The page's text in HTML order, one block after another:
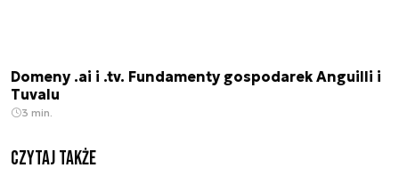
Domeny .ai i .tv. Fundamenty gospodarek Anguilli i
Tuvalu
3 min.
Czytaj także